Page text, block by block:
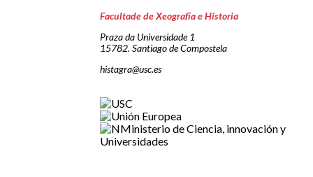
Facultade de Xeografía e Historia
Praza da Universidade 1
15782. Santiago de Compostela
histagra@usc.es